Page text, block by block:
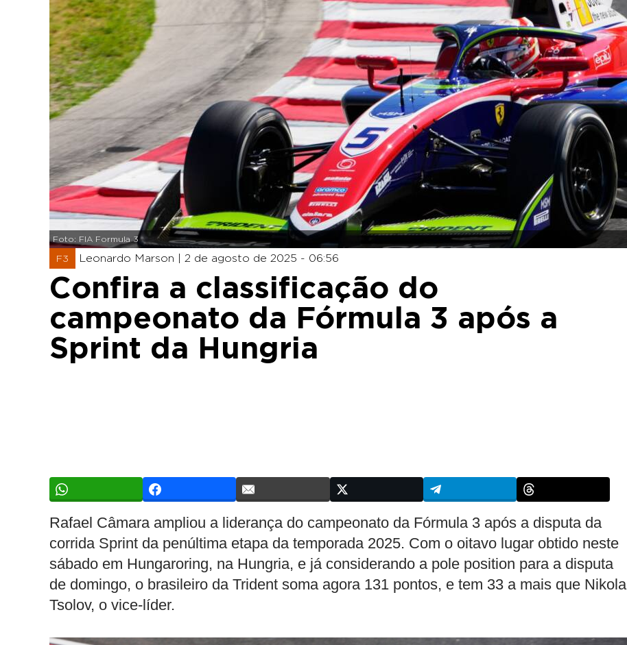
Foto: FIA Formula 3
F3 Leonardo Marson | 2 de agosto de 2025 - 06:56
Confira a classificação do
campeonato da Fórmula 3 após a
Sprint da Hungria
Rafael Câmara ampliou a liderança do campeonato da Fórmula 3 após a disputa da
corrida Sprint da penúltima etapa da temporada 2025. Com o oitavo lugar obtido neste
sábado em Hungaroring, na Hungria, e já considerando a pole position para a disputa
de domingo, o brasileiro da Trident soma agora 131 pontos, e tem 33 a mais que Nikola
Tsolov, o vice-líder.